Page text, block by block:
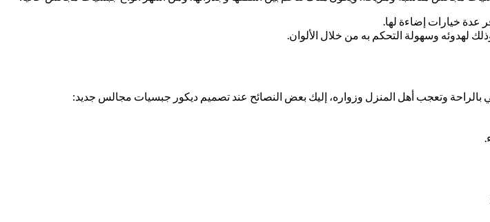
عدة خيارات إضاءة لها.
لهدوئه وسهولة التحكم به من خلال الألوان.
وتعجب أهل المنزل وزواره، إليك بعض النصائح عند تصميم ديكور جبسيات مجالس جديد: